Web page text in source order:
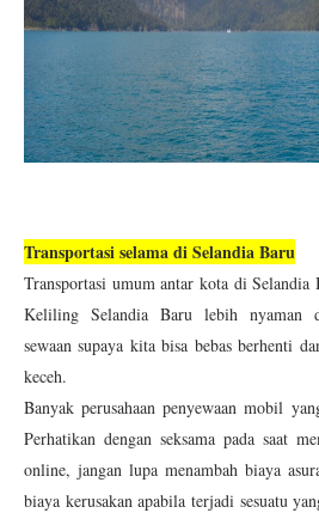
Transportasi selama di Selandia Baru
Transportasi umum antar kota di
Keliling Selandia Baru lebih nyaman
sewaan supaya kita bisa bebas berhenti
keceh.
Banyak perusahaan penyewaan mobil
Perhatikan dengan seksama pada saat
online, jangan lupa menambah biaya
biaya kerusakan apabila terjadi sesuatu